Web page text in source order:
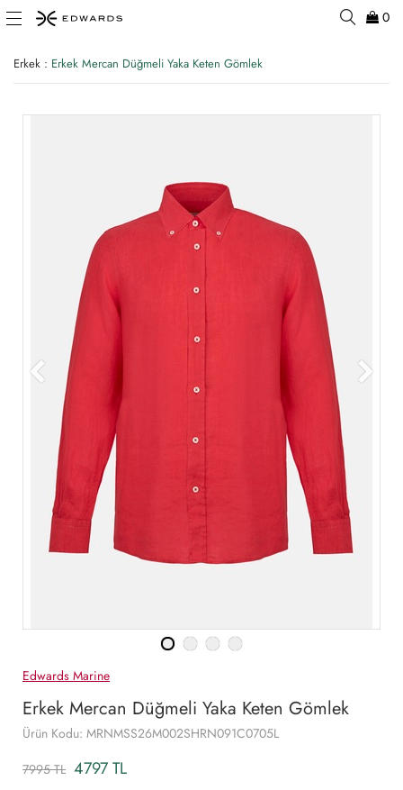
0
Erkek : Erkek Mercan Düğmeli Yaka Keten Gömlek
Edwards Marine
Erkek Mercan Düğmeli Yaka Keten Gömlek
Ürün Kodu: MRNMSS26M002SHRN091C0705L
7995 TL 4797 TL